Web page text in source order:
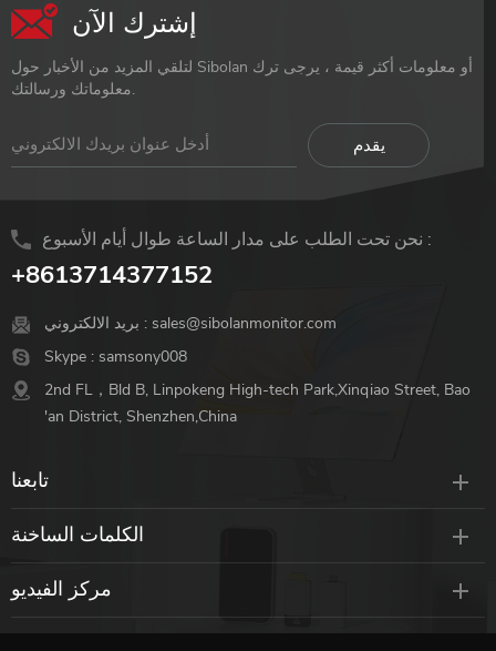
إشترك الآن
لتلقي المزيد من الأخبار حول Sibolan أو معلومات أكثر قيمة ، يرجى ترك
معلوماتك ورسالتك.
نحن تحت الطلب على مدار الساعة طوال أيام الأسبوع :
+8613714377152
بريد الالكتروني : sales@sibolanmonitor.com
Skype : samsony008
2nd FL，Bld B, Linpokeng High-tech Park,Xinqiao Street, Bao
'an District, Shenzhen,China
تابعنا
الكلمات الساخنة
مركز الفيديو